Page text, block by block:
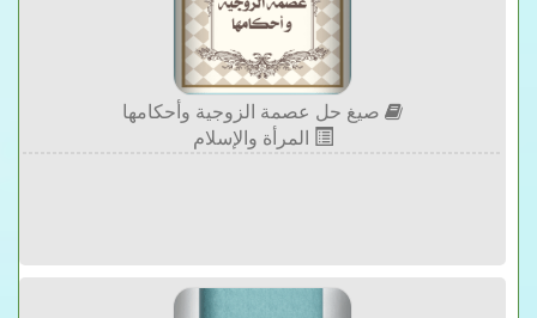
صيغ حل عصمة الزوجية وأحكامها
المرأة والإسلام